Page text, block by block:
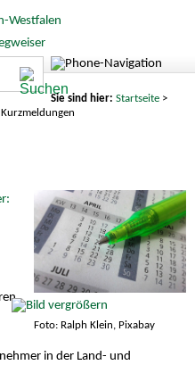
Sie sind hier: Startseite>
Kurzmeldungen
Foto: Ralph Klein, Pixabay
in der Land- und